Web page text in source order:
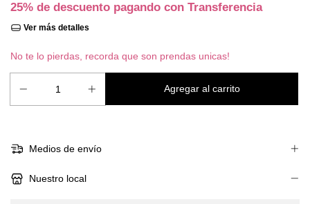
25% de descuento pagando con Transferencia
Ver más detalles
No te lo pierdas, recorda que son prendas unicas!
Medios de envío
Nuestro local